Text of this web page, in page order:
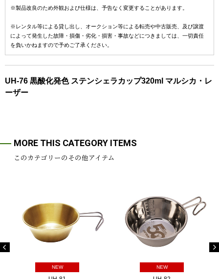
※製品改良のため外観および仕様は、予告なく変更することがあります。
※レンタル等による貸し出し、オークション等による転売や中古販売、及び譲渡
によって発生した故障・損傷・劣化・損害・事故などにつきましては、一切責任
を負いかねますので予めご了承ください。
UH-76 黒酸化発色 ステンシェラカップ320ml マルシカ・レ
ーザー
MORE THIS CATEGORY ITEMS
このカテゴリーのその他アイテム
NEW NEW